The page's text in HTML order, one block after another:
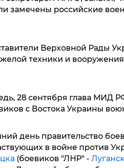
замечены российские
Верховной Рады
техники и
28 сентября глава МИД
с Востока Украины
день правительство
в войне против
(боевиков "ЛНР" -